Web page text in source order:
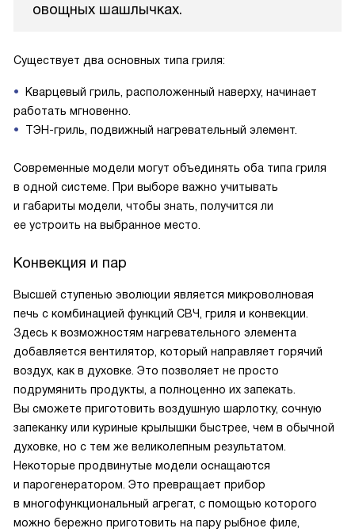
овощных шашлычках.
Существует два основных типа гриля:
Кварцевый гриль, расположенный наверху, начинает
работать мгновенно.
ТЭН-гриль, подвижный нагревательный элемент.
Современные модели могут объединять оба типа гриля
в одной системе. При выборе важно учитывать
и габариты модели, чтобы знать, получится ли
ее устроить на выбранное место.
Конвекция и пар
Высшей ступенью эволюции является микроволновая
печь с комбинацией функций СВЧ, гриля и конвекции.
Здесь к возможностям нагревательного элемента
добавляется вентилятор, который направляет горячий
воздух, как в духовке. Это позволяет не просто
подрумянить продукты, а полноценно их запекать.
Вы сможете приготовить воздушную шарлотку, сочную
запеканку или куриные крылышки быстрее, чем в обычной
духовке, но с тем же великолепным результатом.
Некоторые продвинутые модели оснащаются
и парогенератором. Это превращает прибор
в многофункциональный агрегат, с помощью которого
можно бережно приготовить на пару рыбное филе,